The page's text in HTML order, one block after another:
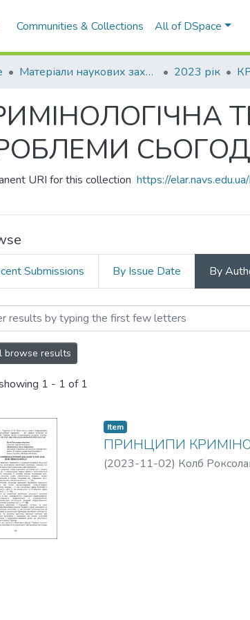
Communities & Collections All of DSpace
Матеріали наукових заходів 2023 рік
URI for this collection https://
Submissions By Issue Date By
КРИМІНОЛОГІЧНА
browse results
1 - 1 of 1
Item
ПРИНЦИПИ
(2023-11-02) Колб